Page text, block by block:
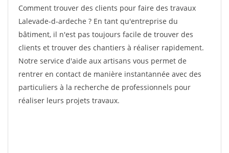
Comment trouver des clients pour faire des travaux
Lalevade-d-ardeche ? En tant qu'entreprise du
bâtiment, il n'est pas toujours facile de trouver des
clients et trouver des chantiers à réaliser rapidement.
Notre service d'aide aux artisans vous permet de
rentrer en contact de manière instantannée avec des
particuliers à la recherche de professionnels pour
réaliser leurs projets travaux.